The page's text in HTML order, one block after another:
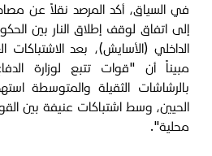
في السياق، أكد المرصد نقلاً عن
إلى اتفاق لوقف إطلاق النار بين
الداخلي (الأسايش)، بعد
مبيناً أن "قوات تتبع لوزارة
بالرشاشات الثقيلة والمتوسطة
الحيين، وسط اشتباكات عنيفة بين
محلية".